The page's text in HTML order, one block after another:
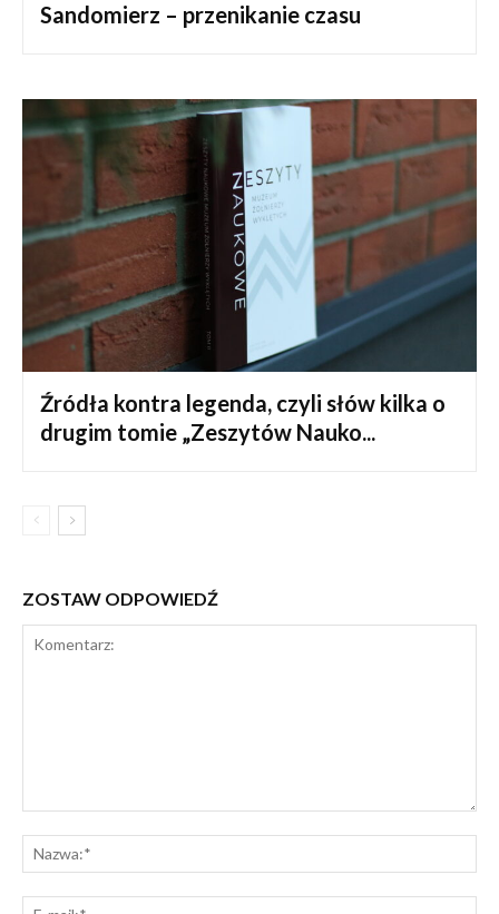
Sandomierz – przenikanie czasu
Źródła kontra legenda, czyli słów kilka o
drugim tomie „Zeszytów Nauko...
ZOSTAW ODPOWIEDŹ